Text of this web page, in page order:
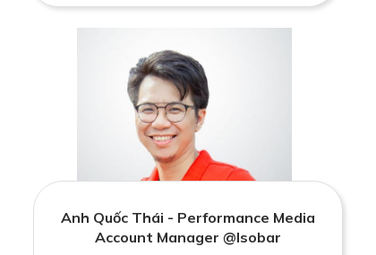
Anh Quốc Thái - Performance Media
Account Manager @Isobar